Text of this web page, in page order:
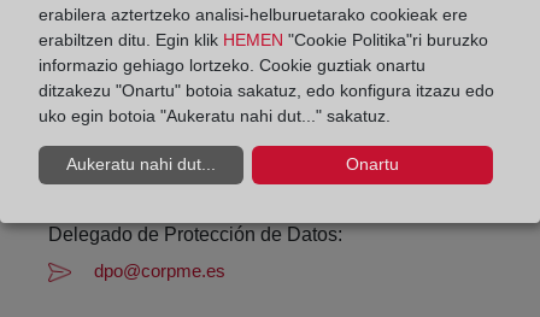
Datos de contacto:
(926) 71 05 32
almaden@registrodelapropiedad.org
Datos del Registrador:
Delegado de Protección de Datos:
dpo@corpme.es
erabilera aztertzeko analisi-helburuetarako cookieak ere
erabiltzen ditu. Egin klik HEMEN "Cookie Politika"ri buruzko
informazio gehiago lortzeko. Cookie guztiak onartu
ditzakezu "Onartu" botoia sakatuz, edo konfigura itzazu edo
uko egin botoia "Aukeratu nahi dut..." sakatuz.
Aukeratu nahi dut... Onartu